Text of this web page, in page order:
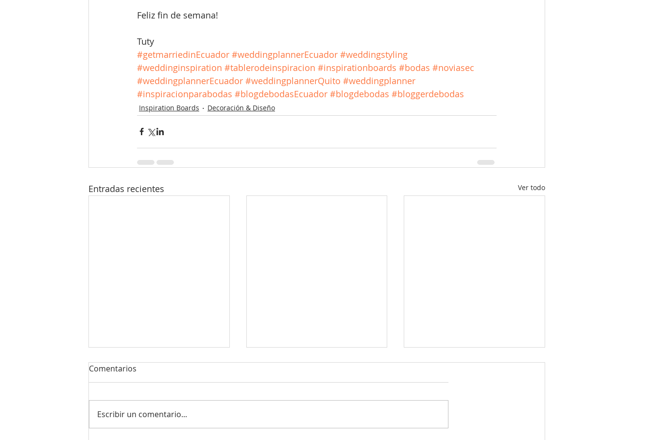
Feliz fin de semana!
Tuty
#getmarriedinEcuador #weddingplannerEcuador #weddingstyling
#weddinginspiration #tablerodeinspiracion #inspirationboards #bodas #noviasec
#weddingplannerEcuador #weddingplannerQuito #weddingplanner
#inspiracionparabodas #blogdebodasEcuador #blogdebodas #bloggerdebodas
Inspiration Boards Decoración & Diseño
Entradas recientes Ver todo
Comentarios
Escribir un comentario...